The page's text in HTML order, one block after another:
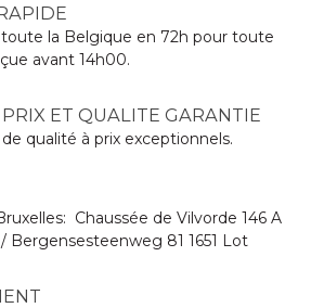
toute la Belgique en 72h pour toute
avant 14h00.
ET QUALITE GARANTIE
qualité à prix exceptionnels.
Chaussée de Vilvorde 146 A
Bergensesteenweg 81 1651 Lot